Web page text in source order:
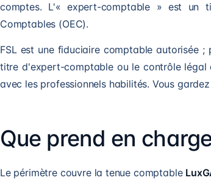
comptes. L'« expert-comptable » est un
Comptables (OEC).
FSL est une fiduciaire comptable autorisée
titre d'expert-comptable ou le contrôle légal
avec les professionnels habilités. Vous
Que prend en
Le périmètre couvre la tenue comptable